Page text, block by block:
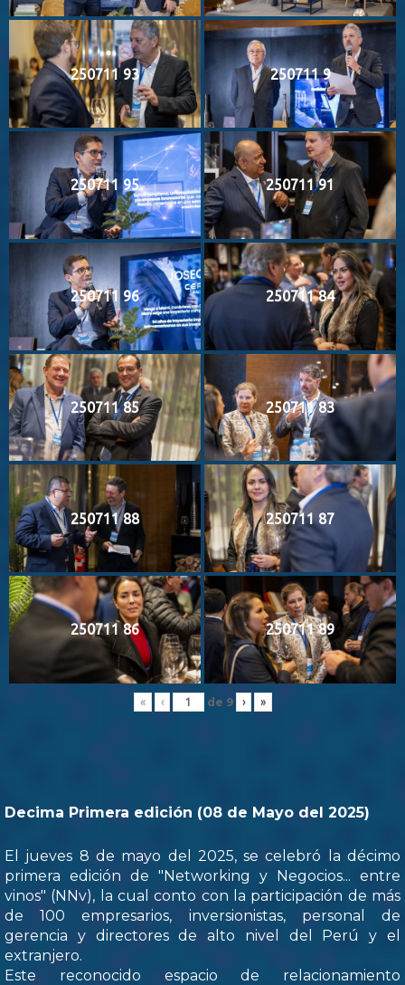
250711 93 250711 9
250711 95 250711 91
250711 96 250711 84
250711 85 250711 83
250711 88 250711 87
250711 86 250711 89
« ‹ de 9 › »
Decima Primera edición (08 de Mayo del 2025)
El jueves 8 de mayo del 2025, se celebró la décimo
primera edición de "Networking y Negocios... entre
vinos" (NNv), la cual conto con la participación de más
de 100 empresarios, inversionistas, personal de
gerencia y directores de alto nivel del Perú y el
extranjero.
Este reconocido espacio de relacionamiento